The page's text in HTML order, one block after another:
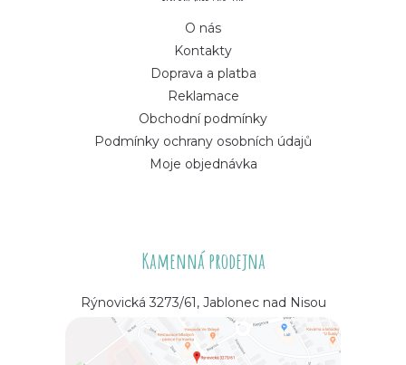
O nás
Kontakty
Doprava a platba
Reklamace
Obchodní podmínky
Podmínky ochrany osobních údajů
Moje objednávka
Kamenná prodejna
Rýnovická 3273/61, Jablonec nad Nisou